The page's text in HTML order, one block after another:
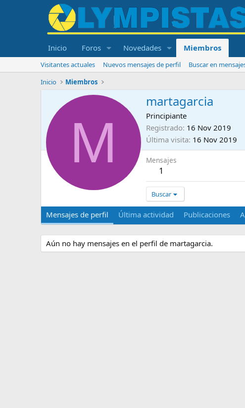
Inicio Foros Novedades Miembros
Visitantes actuales Nuevos mensajes de perfil
Buscar en
Inicio
Miembros
M
martagarcia
Principiante
Registrado 16 Nov 2019
Última visita 16 Nov 2019
Mensajes
1
Buscar
Mensajes de perfil Última actividad Publicaciones
Aún no hay mensajes en el perfil de martagarcia.